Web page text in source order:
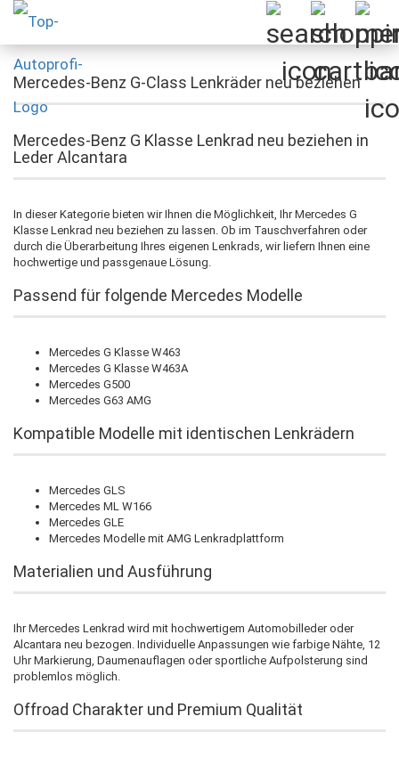
Mercedes-Benz G-Class Lenkräder neu beziehen
Mercedes-Benz G Klasse Lenkrad neu beziehen in
Leder Alcantara
In dieser Kategorie bieten wir Ihnen die Möglichkeit, Ihr Mercedes G
Klasse Lenkrad neu beziehen zu lassen. Ob im Tauschverfahren oder
durch die Überarbeitung Ihres eigenen Lenkrads, wir liefern Ihnen eine
hochwertige und passgenaue Lösung.
Passend für folgende Mercedes Modelle
Mercedes G Klasse W463
Mercedes G Klasse W463A
Mercedes G500
Mercedes G63 AMG
Kompatible Modelle mit identischen Lenkrädern
Mercedes GLS
Mercedes ML W166
Mercedes GLE
Mercedes Modelle mit AMG Lenkradplattform
Materialien und Ausführung
Ihr Mercedes Lenkrad wird mit hochwertigem Automobilleder oder
Alcantara neu bezogen. Individuelle Anpassungen wie farbige Nähte, 12
Uhr Markierung, Daumenauflagen oder sportliche Aufpolsterung sind
problemlos möglich.
Offroad Charakter und Premium Qualität